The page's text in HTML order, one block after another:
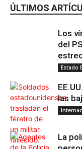
ÚLTIMOS
Los
del
Estado
las
La